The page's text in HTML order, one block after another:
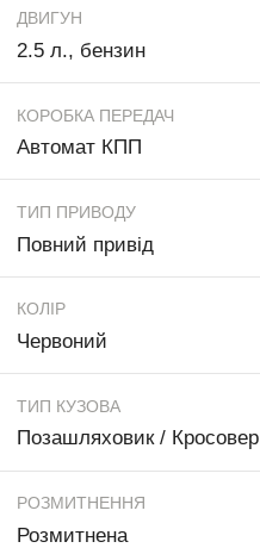
ДВИГУН
2.5 л., бензин
КОРОБКА ПЕРЕДАЧ
Автомат КПП
ТИП ПРИВОДУ
Повний привід
КОЛІР
Червоний
ТИП КУЗОВА
Позашляховик / Кросовер
РОЗМИТНЕННЯ
Розмитнена